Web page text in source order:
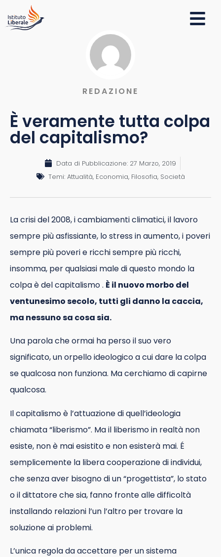
REDAZIONE
È veramente tutta colpa
del capitalismo?
Data di Pubblicazione: 27 Marzo, 2019
Temi: Attualità, Economia, Filosofia, Società
La crisi del 2008, i cambiamenti climatici, il lavoro
sempre più asfissiante, lo stress in aumento, i poveri
sempre più poveri e ricchi sempre più ricchi,
insomma, per qualsiasi male di questo mondo la
colpa è del capitalismo . È il nuovo morbo del
ventunesimo secolo, tutti gli danno la caccia,
ma nessuno sa cosa sia.
Una parola che ormai ha perso il suo vero
significato, un orpello ideologico a cui dare la colpa
se qualcosa non funziona. Ma cerchiamo di capirne
qualcosa.
Il capitalismo è l’attuazione di quell’ideologia
chiamata “liberismo”. Ma il liberismo in realtà non
esiste, non è mai esistito e non esisterà mai. É
semplicemente la libera cooperazione di individui,
che senza aver bisogno di un “progettista”, lo stato
o il dittatore che sia, fanno fronte alle difficoltà
installando relazioni l’un l’altro per trovare la
soluzione ai problemi.
L’unica regola da accettare per un sistema